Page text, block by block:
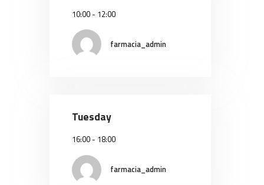
10:00- 12:00
farmacia_admin
Tuesday
16:00- 18:00
farmacia_admin